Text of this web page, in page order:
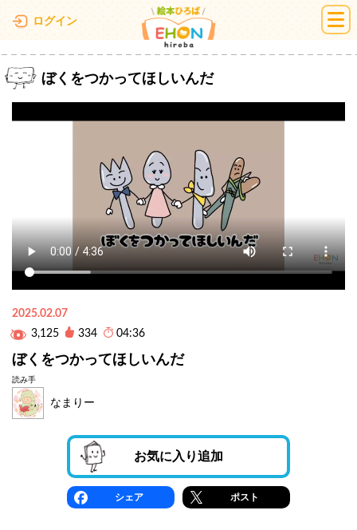
ログイン 絵本ひろば
ぼくをつかってほしいんだ
2025.02.07
3,125
334 04:36
ぼくをつかってほしいんだ
読み手
なまりー
お気に入り追加
シェア ポスト